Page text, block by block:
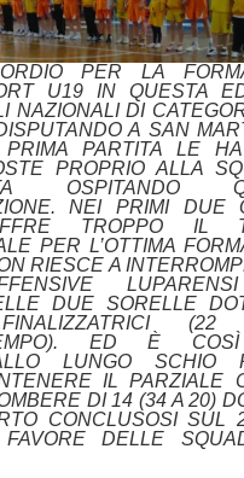
PER LA
U19 IN QUESTA
NAZIONALI DI
A SAN
PARTITA LE
PROPRIO ALLA
OSPITANDO
NEI PRIMI DUE
TROPPO IL
PER L’OTTIMA
RIESCE A
DUE SORELLE
(22
ED È
LUNGO SCHIO
IL PARZIALE
DI 14 (34 A 20)
CONCLUSOSI SUL
DELLE